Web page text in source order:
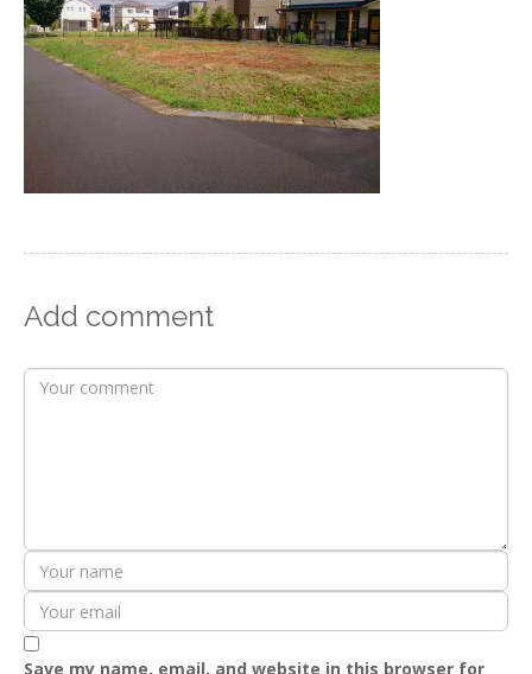
Add comment
Save my name, email, and website in this browser for